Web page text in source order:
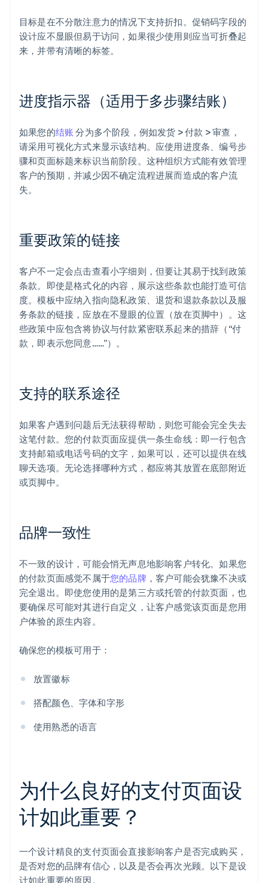
目标是在不分散注意力的情况下支持折扣。促销码字段的
设计应不显眼但易于访问，如果很少使用则应当可折叠起
来，并带有清晰的标签。
进度指示器（适用于多步骤结账）
如果您的结账 分为多个阶段，例如发货 > 付款 > 审查，
请采用可视化方式来显示该结构。应使用进度条、编号步
骤和页面标题来标识当前阶段。这种组织方式能有效管理
客户的预期，并减少因不确定流程进展而造成的客户流
失。
重要政策的链接
客户不一定会点击查看小字细则，但要让其易于找到政策
条款。即使是格式化的内容，展示这些条款也能打造可信
度。模板中应纳入指向隐私政策、退货和退款条款以及服
务条款的链接，应放在不显眼的位置（放在页脚中）。这
些政策中应包含将协议与付款紧密联系起来的措辞（“付
款，即表示您同意……”）。
支持的联系途径
如果客户遇到问题后无法获得帮助，则您可能会完全失去
这笔付款。您的付款页面应提供一条生命线：即一行包含
支持邮箱或电话号码的文字，如果可以，还可以提供在线
聊天选项。无论选择哪种方式，都应将其放置在底部附近
或页脚中。
品牌一致性
不一致的设计，可能会悄无声息地影响客户转化。如果您
的付款页面感觉不属于您的品牌 ，客户可能会犹豫不决或
完全退出。即使您使用的是第三方或托管的付款页面，也
要确保尽可能对其进行自定义，让客户感觉该页面是您用
户体验的原生内容。
确保您的模板可用于：
放置徽标
搭配颜色、字体和字形
使用熟悉的语言
为什么良好的支付页面设
计如此重要？
一个设计精良的支付页面会直接影响客户是否完成购买，
是否对您的品牌有信心，以及是否会再次光顾。以下是设
计如此重要的原因。